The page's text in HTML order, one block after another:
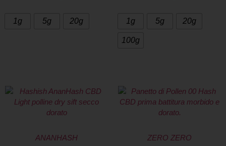
1g 5g 20g 1g 5g 20g
100g
ANANHASH ZERO ZERO